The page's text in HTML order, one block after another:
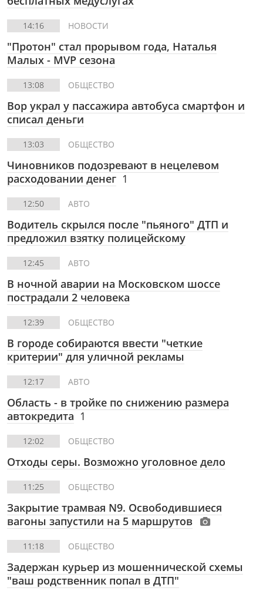
14:16 НОВОСТИ
"Протон" стал прорывом года, Наталья
Малых - MVP сезона
13:08 ОБЩЕСТВО
Вор украл у пассажира автобуса смартфон и
списал деньги
13:03 ОБЩЕСТВО
Чиновников подозревают в нецелевом
расходовании денег 1
12:50 АВТО
Водитель скрылся после "пьяного" ДТП и
предложил взятку полицейскому
12:45 АВТО
В ночной аварии на Московском шоссе
пострадали 2 человека
12:39 ОБЩЕСТВО
В городе собираются ввести "четкие
критерии" для уличной рекламы
12:17 АВТО
Область - в тройке по снижению размера
автокредита 1
12:02 ОБЩЕСТВО
Отходы серы. Возможно уголовное дело
11:25 ОБЩЕСТВО
Закрытие трамвая N9. Освободившиеся
вагоны запустили на 5 маршрутов
11:18 ОБЩЕСТВО
Задержан курьер из мошеннической схемы
"ваш родственник попал в ДТП"